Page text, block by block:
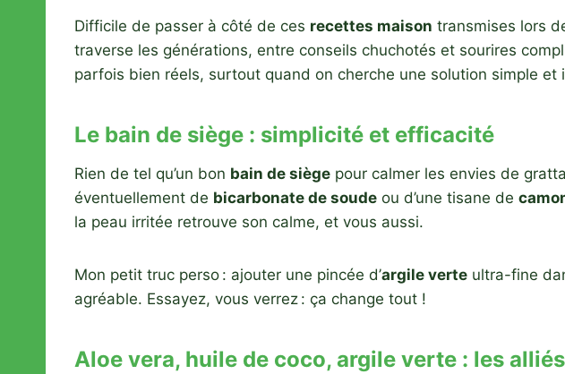
Difficile de passer à côté de ces recettes maison transmises lors
traverse les générations, entre conseils chuchotés et sourires
parfois bien réels, surtout quand on cherche une solution simple et
Le bain de siège : simplicité et efficacité
Rien de tel qu’un bon bain de siège pour calmer les envies de
éventuellement de bicarbonate de soude ou d’une tisane de
la peau irritée retrouve son calme, et vous aussi.
Mon petit truc perso : ajouter une pincée d’argile verte ultra-fine
agréable. Essayez, vous verrez : ça change tout !
Aloe vera, huile de coco, argile verte : les